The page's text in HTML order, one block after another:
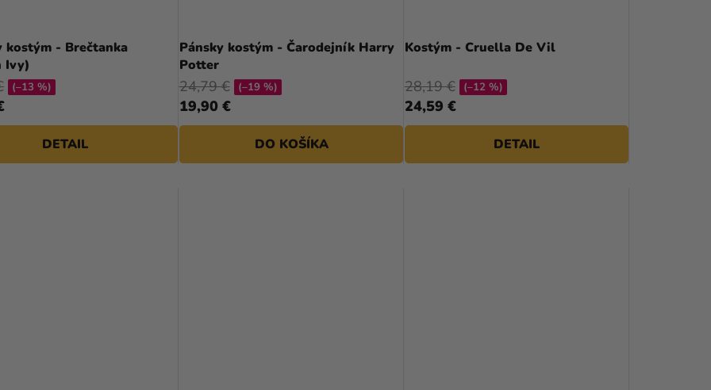
kostým - Brečtanka
Ivy)
hodnotenie
5
hviezdičiek.
(–13 %)
DETAIL
Pánsky kostým - Čarodejník Harry
Potter
19,90 €
24,79 € (–19 %)
DO KOŠÍKA
Kostým - Cruella De Vil
24,59 €
28,19 € (–12 %)
DETAIL